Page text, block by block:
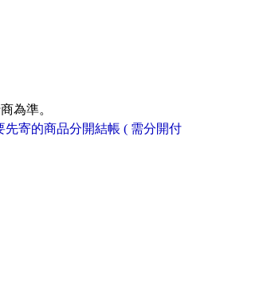
為準。
寄的商品分開結帳 ( 需分開付